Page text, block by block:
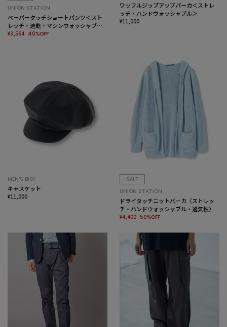
UNION STATION
ペーパータッチショートパンツ＜スト
レッチ・速乾・マシンウォッシャブ
ル・イージーケア・接触冷感＞
¥3,564 40%OFF
ワッフルジップアップパーカ＜ストレ
ッチ・ハンドウォッシャブル＞
¥11,000
MEN’S BIGI
キャスケット
¥11,000
SALE
UNION STATION
ドライタッチニットパーカ〈ストレッ
チ・ハンドウォッシャブル・通気性〉
¥4,400 50%OFF